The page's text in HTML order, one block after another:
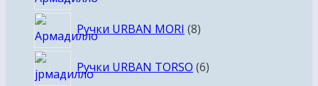
Ручки URBAN MORI 88
Ручки URBAN TORSO 66